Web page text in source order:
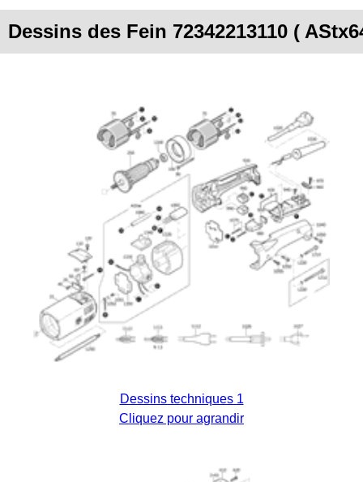
Dessins des Fein 72342213110 (
Dessins techniques 1
Cliquez pour agrandir